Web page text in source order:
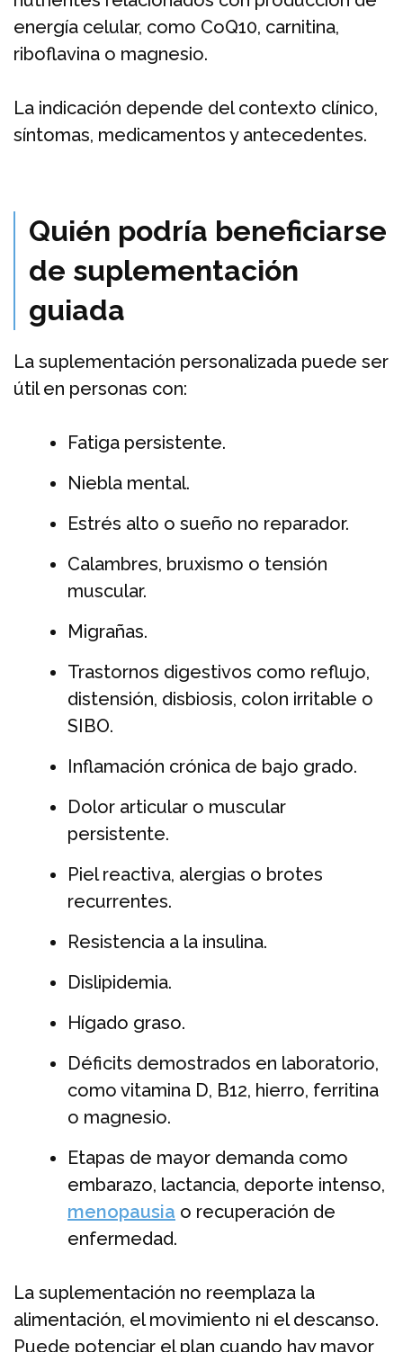
energía celular, como CoQ10, carnitina,
riboflavina o magnesio.
La indicación depende del contexto clínico,
síntomas, medicamentos y antecedentes.
Quién podría beneficiarse
de suplementación
guiada
La suplementación personalizada puede ser
útil en personas con:
Fatiga persistente.
Niebla mental.
Estrés alto o sueño no reparador.
Calambres, bruxismo o tensión
muscular.
Migrañas.
Trastornos digestivos como reflujo,
distensión, disbiosis, colon irritable o
SIBO.
Inflamación crónica de bajo grado.
Dolor articular o muscular
persistente.
Piel reactiva, alergias o brotes
recurrentes.
Resistencia a la insulina.
Dislipidemia.
Hígado graso.
Déficits demostrados en laboratorio,
como vitamina D, B12, hierro, ferritina
o magnesio.
Etapas de mayor demanda como
embarazo, lactancia, deporte intenso,
menopausia o recuperación de
enfermedad.
La suplementación no reemplaza la
alimentación, el movimiento ni el descanso.
Puede potenciar el plan cuando hay mayor